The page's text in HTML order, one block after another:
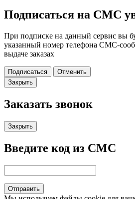
Подписаться на СМС
При подписке на данный сервис вы
указанный номер телефона СМС-
выдаче заказах
Подписаться
Отменить
Закрыть
Заказать звонок
Закрыть
Введите код из СМС
Отправить